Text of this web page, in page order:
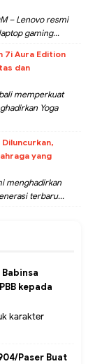
– Lenovo resmi
gaming...
7i Aura Edition
dan
memperkuat
Yoga
yang
menghadirkan
terbaru...
kepada
karakter
Paser Buat